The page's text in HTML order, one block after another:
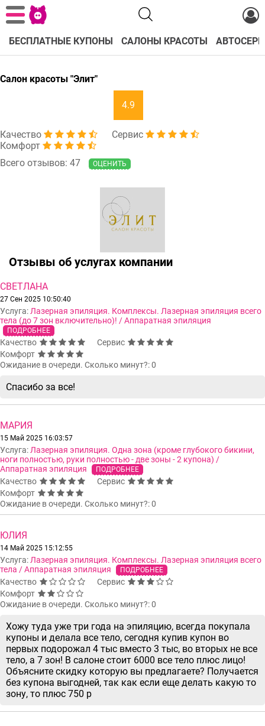
БЕСПЛАТНЫЕ КУПОНЫ САЛОНЫ КРАСОТЫ
Салон красоты "Элит"
4.9
Качество
Сервис
Комфорт
Всего отзывов: 47
ОЦЕНИТЬ
Отзывы об услугах компании
СВЕТЛАНА
27 Сен 2025 10:50:40
Услуга: Лазерная эпиляция. Комплексы. Лазерная эпиляция всего
тела (до 7 зон включительно)! / Аппаратная эпиляция
ПОДРОБНЕЕ
Качество
Сервис
Комфорт
Ожидание в очереди. Сколько минут?: 0
Спасибо за все!
МАРИЯ
15 Май 2025 16:03:57
Услуга: Лазерная эпиляция. Одна зона (кроме глубокого бикини,
ноги полностью, руки полностью - две зоны - 2 купона) /
Аппаратная эпиляция
ПОДРОБНЕЕ
Качество
Сервис
Комфорт
Ожидание в очереди. Сколько минут?: 0
ЮЛИЯ
14 Май 2025 15:12:55
Услуга: Лазерная эпиляция. Комплексы. Лазерная эпиляция всего
тела / Аппаратная эпиляция
ПОДРОБНЕЕ
Качество
Сервис
Комфорт
Ожидание в очереди. Сколько минут?: 0
Хожу туда уже три года на эпиляцию, всегда покупала
купоны и делала все тело, сегодня купив купон во
первых подорожал 4 тыс вместо 3 тыс, во вторых не все
тело, а 7 зон! В салоне стоит 6000 все тело плюс лицо!
Объясните скидку которую вы предлагаете? Получается
без купона выгодней, так как если еще делать какую то
зону, то плюс 750 р